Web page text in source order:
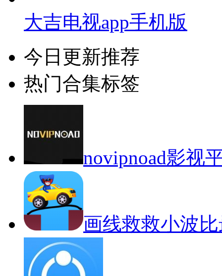
大吉电视app手机版
今日更新推荐
热门合集标签
novipnoad影视
画线救救小波